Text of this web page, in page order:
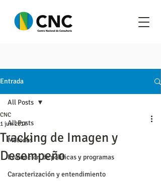
Entrada
All Posts
Metodos
Evaluación de políticas y programas
Caracterización y entendimiento
All Posts
Tracking de Imagen y
Desempeño
CNC
1 jun 2017